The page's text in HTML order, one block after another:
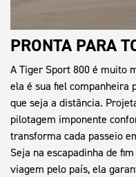
PRONTA PARA
A Tiger Sport 800 é muito
ela é sua fiel companheira
que seja a distância.
pilotagem imponente
transforma cada passeio
Seja na escapadinha de
viagem pelo país, ela